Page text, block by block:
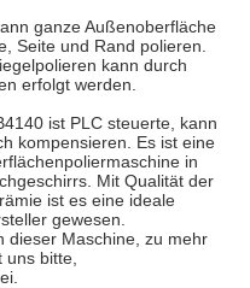
ganze Außenoberfläche
Seite und Rand polieren.
kann durch
erfolgt werden.
ist PLC steuerte, kann
kompensieren. Es ist eine
in
Mit Qualität der
ist es eine ideale
gewesen.
dieser Maschine, zu mehr
bitte,